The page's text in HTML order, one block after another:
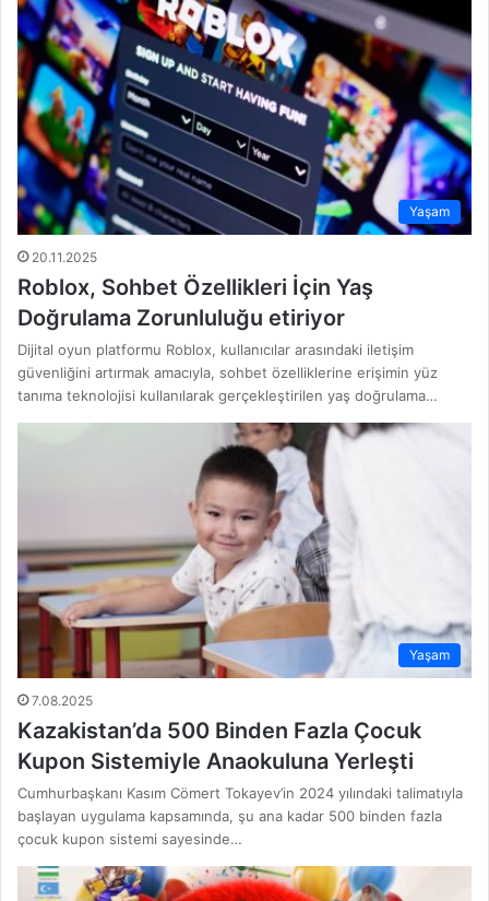
Yaşam
20.11.2025
Roblox, Sohbet Özellikleri İçin Yaş
Doğrulama Zorunluluğu etiriyor
Dijital oyun platformu Roblox, kullanıcılar arasındaki iletişim
güvenliğini artırmak amacıyla, sohbet özelliklerine erişimin yüz
tanıma teknolojisi kullanılarak gerçekleştirilen yaş doğrulama…
Yaşam
7.08.2025
Kazakistan’da 500 Binden Fazla Çocuk
Kupon Sistemiyle Anaokuluna Yerleşti
Cumhurbaşkanı Kasım Cömert Tokayev’in 2024 yılındaki talimatıyla
başlayan uygulama kapsamında, şu ana kadar 500 binden fazla
çocuk kupon sistemi sayesinde…